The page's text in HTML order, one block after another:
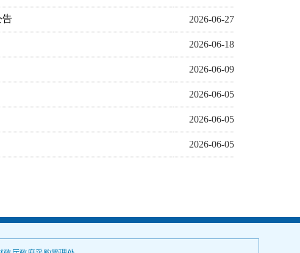
告 2026-06-27
2026-06-18
2026-06-09
2026-06-05
2026-06-05
2026-06-05